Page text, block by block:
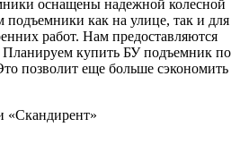
оснащены надежной колесной
подъемники как на улице, так и для
работ. Нам предоставляются
Планируем купить БУ подъемник по
позволит еще больше сэкономить
«Скандирент»